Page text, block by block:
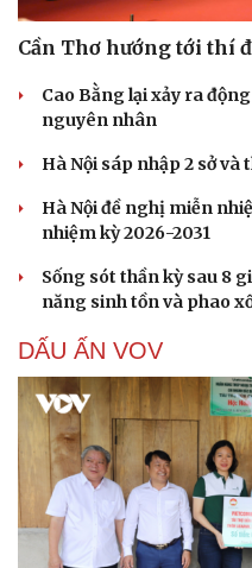
Cần Thơ hướng tới thí
Cao Bằng lại xảy ra
nguyên nhân
Hà Nội sáp nhập 2 sở và
Hà Nội đề nghị miễn
nhiệm kỳ 2026-2031
Sống sót thần kỳ sau 8
năng sinh tồn và phao
DẤU ẤN VOV